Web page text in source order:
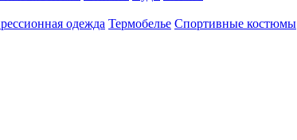
одежда Термобелье Спортивные костюмы